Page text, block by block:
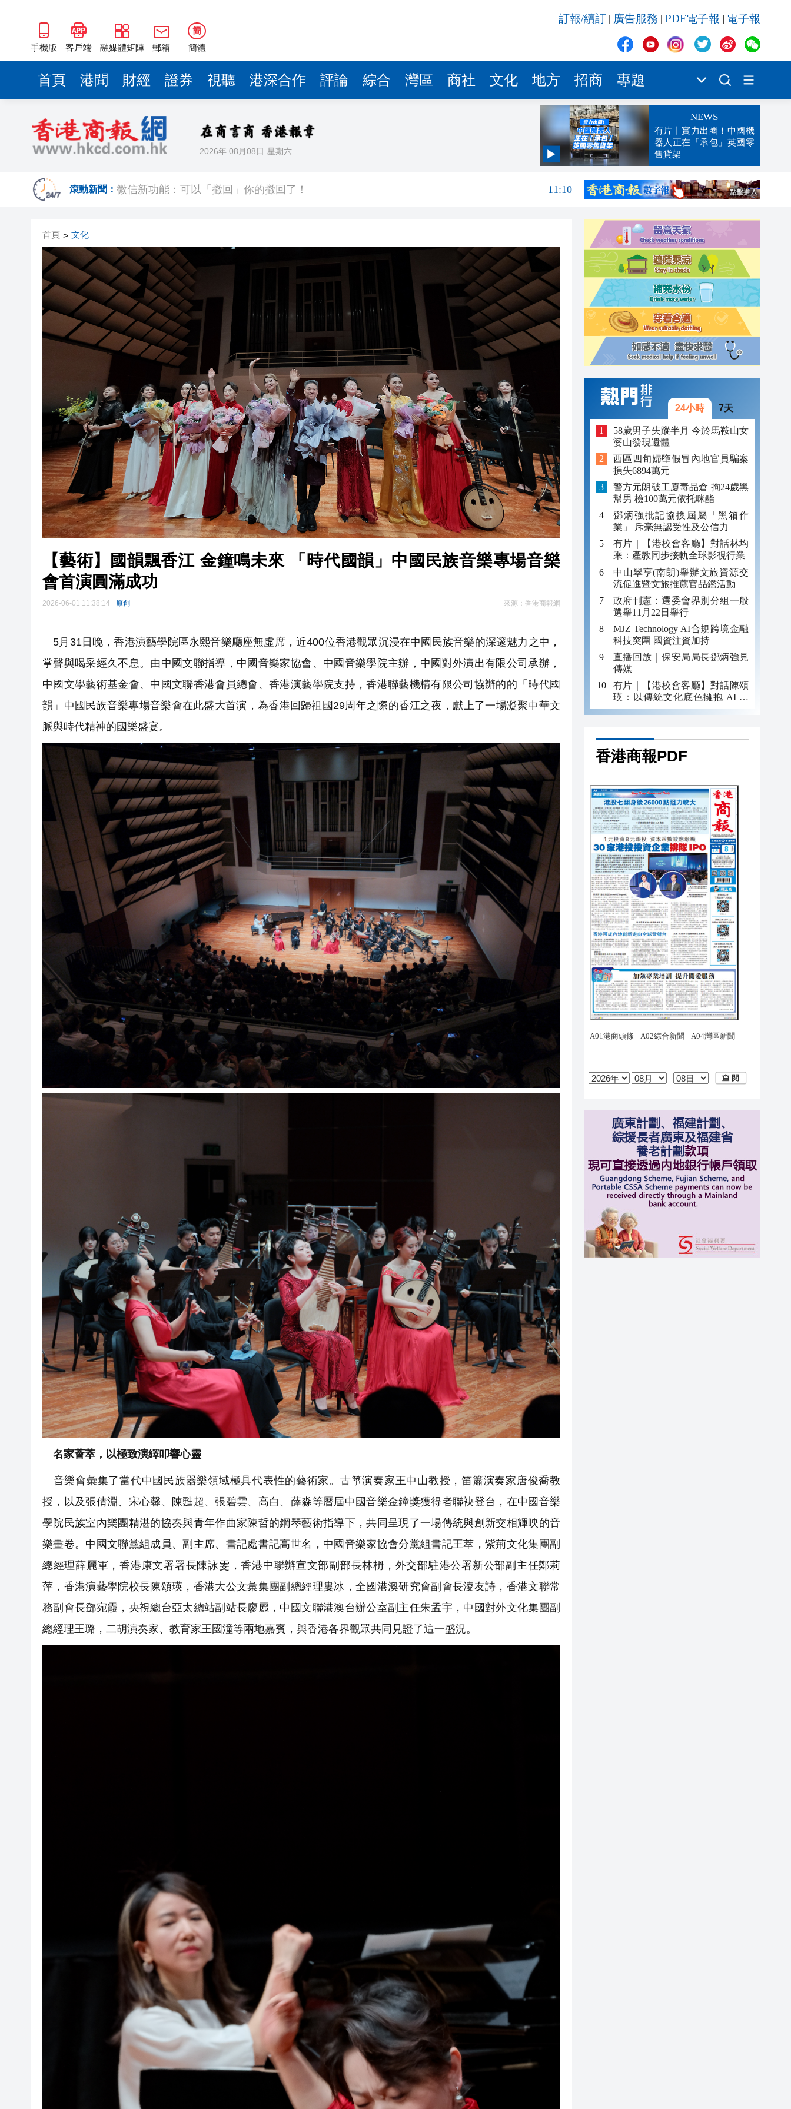
手機版 客戶端 融媒體矩陣 郵箱
簡
簡體
訂報/續訂 廣告服務 PDF電子報 電子報
首頁 港聞 財經 證券 視聽 港深合作 評論 綜合 灣區 商社 文化 地方 招商 專題
2026年 08月08日 星期六
NEWS
有片丨實力出圈！中國機
器人正在「承包」英國零
售貨架
滾動新聞：
11:19
微信新功能：可以「撤回」你的撤回了！
11:10
李根興3936萬沽北角公主大廈舖
10:44
油價、金價、銀價，都漲了
10:31
挪威足協主席呼籲國際足聯主席立即辭職：他已失去足球界的信任
10:27
中國東方電氣集團董事宋致遠涉嫌嚴重違紀違法被查
首頁 > 文化
【藝術】國韻飄香江 金鐘鳴未來 「時代國韻」中國民族音樂專場音樂
會首演圓滿成功
2026-06-01 11:38:14 原創 來源： 香港商報網
5月31日晚，香港演藝學院區永熙音樂廳座無虛席，近400位香港觀眾沉浸在中國民族音樂的深邃魅力之中，
掌聲與喝采經久不息。由中國文聯指導，中國音樂家協會、中國音樂學院主辦，中國對外演出有限公司承辦，
中國文學藝術基金會、中國文聯香港會員總會、香港演藝學院支持，香港聯藝機構有限公司協辦的的「時代國
韻」中國民族音樂專場音樂會在此盛大首演，為香港回歸祖國29周年之際的香江之夜，獻上了一場凝聚中華文
脈與時代精神的國樂盛宴。
名家薈萃，以極致演繹叩響心靈
音樂會彙集了當代中國民族器樂領域極具代表性的藝術家。古箏演奏家王中山教授，笛簫演奏家唐俊喬教
授，以及張倩淵、宋心馨、陳甦超、張碧雲、高白、薛淼等曆屆中國音樂金鐘獎獲得者聯袂登台，在中國音樂
學院民族室內樂團精湛的協奏與青年作曲家陳哲的鋼琴藝術指導下，共同呈現了一場傳統與創新交相輝映的音
樂畫卷。中國文聯黨組成員、副主席、書記處書記高世名，中國音樂家協會分黨組書記王萃，紫荊文化集團副
總經理薛麗軍，香港康文署署長陳詠雯，香港中聯辦宣文部副部長林枬，外交部駐港公署新公部副主任鄭莉
萍，香港演藝學院校長陳頌瑛，香港大公文彙集團副總經理婁冰，全國港澳研究會副會長淩友詩，香港文聯常
務副會長鄧宛霞，央視總台亞太總站副站長廖麗，中國文聯港澳台辦公室副主任朱孟宇，中國對外文化集團副
總經理王璐，二胡演奏家、教育家王國潼等兩地嘉賓，與香港各界觀眾共同見證了這一盛況。
24小時 7天
58歲男子失蹤半月 今於馬鞍山女
婆山發現遺體
西區四旬婦墮假冒內地官員騙案
損失6894萬元
警方元朗破工廈毒品倉 拘24歲黑
幫男 檢100萬元依托咪酯
鄧炳強批記協換屆屬「黑箱作
業」 斥毫無認受性及公信力
有片｜【港校會客廳】對話林均
乘：產教同步接軌全球影視行業
中山翠亨(南朗)舉辦文旅資源交
流促進暨文旅推薦官品鑑活動
政府刊憲：選委會界別分組一般
選舉11月22日舉行
MJZ Technology AI合規跨境金融
科技突圍 國資注資加持
直播回放｜保安局局長鄧炳強見
傳媒
有片｜【港校會客廳】對話陳頌
瑛：以傳統文化底色擁抱 AI 藝
術新發展
香港商報PDF